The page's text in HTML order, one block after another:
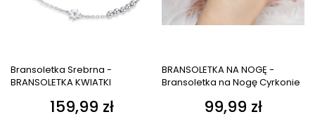
Bransoletka Srebrna -
BRANSOLETKA KWIATKI
Cena
159,99 zł
BRANSOLETKA NA NOGĘ -
Bransoletka na Nogę Cyrkonie
Cena
99,99 zł